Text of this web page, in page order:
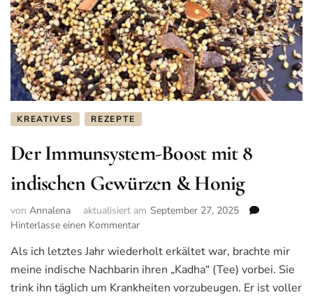
KREATIVES REZEPTE
Der Immunsystem-Boost mit 8
indischen Gewürzen & Honig
von Annalena aktualisiert am September 27, 2025
Hinterlasse einen Kommentar
Immunsystem-
Boost
mit
Als ich letztes Jahr wiederholt erkältet war, brachte mir
meine indische Nachbarin ihren „Kadha“ (Tee) vorbei. Sie
trink ihn täglich um Krankheiten vorzubeugen. Er ist voller